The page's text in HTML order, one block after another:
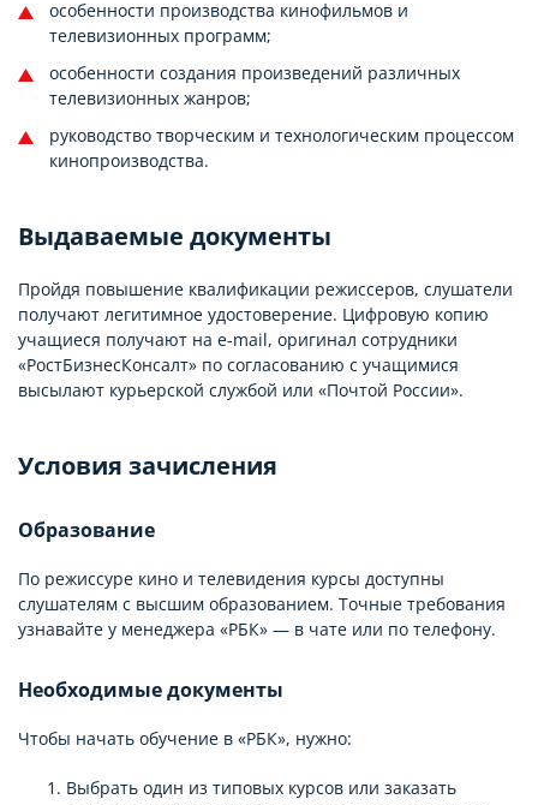
особенности производства кинофильмов и
телевизионных программ;
особенности создания произведений различных
телевизионных жанров;
руководство творческим и технологическим процессом
кинопроизводства.
Выдаваемые документы
Пройдя повышение квалификации режиссеров, слушатели
получают легитимное удостоверение. Цифровую копию
учащиеся получают на e-mail, оригинал сотрудники
«РостБизнесКонсалт» по согласованию с учащимися
высылают курьерской службой или «Почтой России».
Условия зачисления
Образование
По режиссуре кино и телевидения курсы доступны
слушателям с высшим образованием. Точные требования
узнавайте у менеджера «РБК» — в чате или по телефону.
Необходимые документы
Чтобы начать обучение в «РБК», нужно:
Выбрать один из типовых курсов или заказать